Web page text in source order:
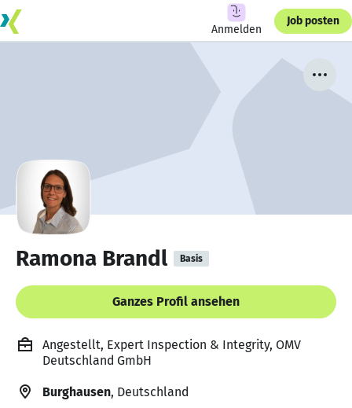
Anmelden
Job posten
Ramona Brandl Basis
Ganzes Profil ansehen
Angestellt, Expert Inspection & Integrity, OMV
Deutschland GmbH
Burghausen, Deutschland